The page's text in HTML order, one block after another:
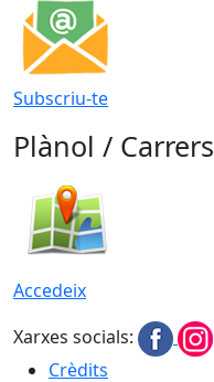
Subscriu-te
Plànol / Carrers
Accedeix
Xarxes socials:
Crèdits